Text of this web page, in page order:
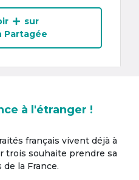
sur
Partagée
à l'étranger !
français vivent déjà à
trois souhaite prendre sa
la France.